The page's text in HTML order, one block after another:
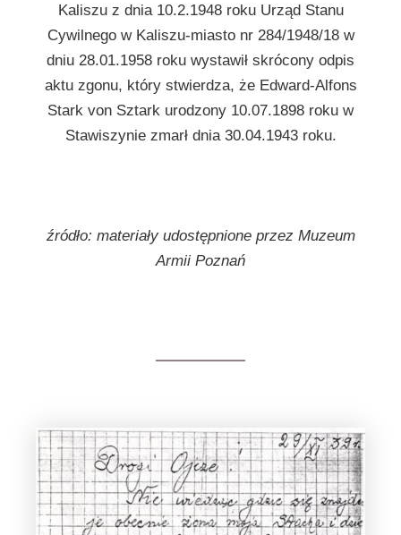
Kaliszu z dnia 10.2.1948 roku Urząd Stanu
Cywilnego w Kaliszu-miasto nr 284/1948/18 w
dniu 28.01.1958 roku wystawił skrócony odpis
aktu zgonu, który stwierdza, że Edward-Alfons
Stark von Sztark urodzony 10.07.1898 roku w
Stawiszynie zmarł dnia 30.04.1943 roku.
źródło: materiały udostępnione przez Muzeum
Armii Poznań